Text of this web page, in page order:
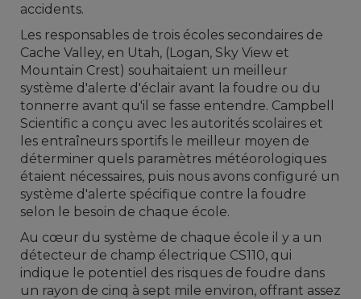
accidents.
Les responsables de trois écoles secondaires de
Cache Valley, en Utah, (Logan, Sky View et
Mountain Crest) souhaitaient un meilleur
système d'alerte d'éclair avant la foudre ou du
tonnerre avant qu'il se fasse entendre. Campbell
Scientific a conçu avec les autorités scolaires et
les entraîneurs sportifs le meilleur moyen de
déterminer quels paramètres météorologiques
étaient nécessaires, puis nous avons configuré un
système d'alerte spécifique contre la foudre
selon le besoin de chaque école.
Au cœur du système de chaque école il y a un
détecteur de champ électrique CS110, qui
indique le potentiel des risques de foudre dans
un rayon de cinq à sept mile environ, offrant assez